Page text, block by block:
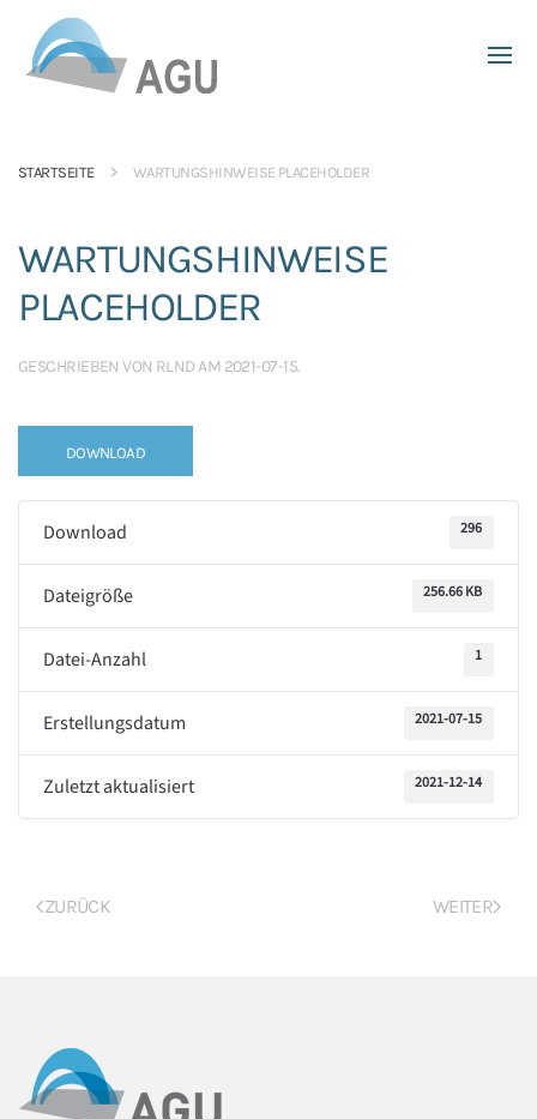
Skip to main content
STARTSEITE WARTUNGSHINWEISE PLACEHOLDER
WARTUNGSHINWEISE
PLACEHOLDER
GESCHRIEBEN VON RLNDAM 2021-07-15.
DOWNLOAD
Download 296
Dateigröße 256.66 KB
Datei-Anzahl 1
Erstellungsdatum 2021-07-15
Zuletzt aktualisiert 2021-12-14
ZURÜCK WEITER